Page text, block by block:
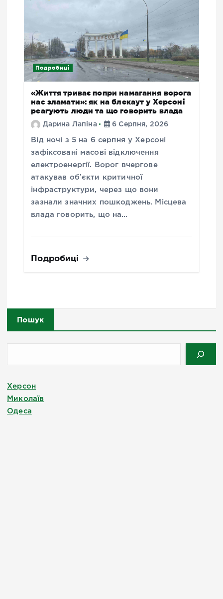
Подробиці
«Життя триває попри намагання ворога
нас зламати»: як на блекаут у Херсоні
реагують люди та що говорить влада
Дарина Лапіна 6 Серпня, 2026
Від ночі з 5 на 6 серпня у Херсоні
зафіксовані масові відключення
електроенергії. Ворог вчергове
атакував об’єкти критичної
інфраструктури, через що вони
зазнали значних пошкоджень. Місцева
влада говорить, що на…
Подробиці
Пошук
Херсон
Миколаїв
Одеса